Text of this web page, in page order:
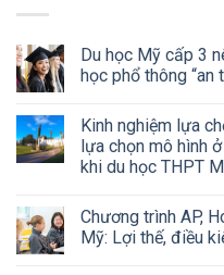
Du học Mỹ cấp 3
học phổ thông “an
Kinh nghiệm lựa
lựa chọn mô hình
khi du học THPT
Chương trình AP,
Mỹ: Lợi thế, điều